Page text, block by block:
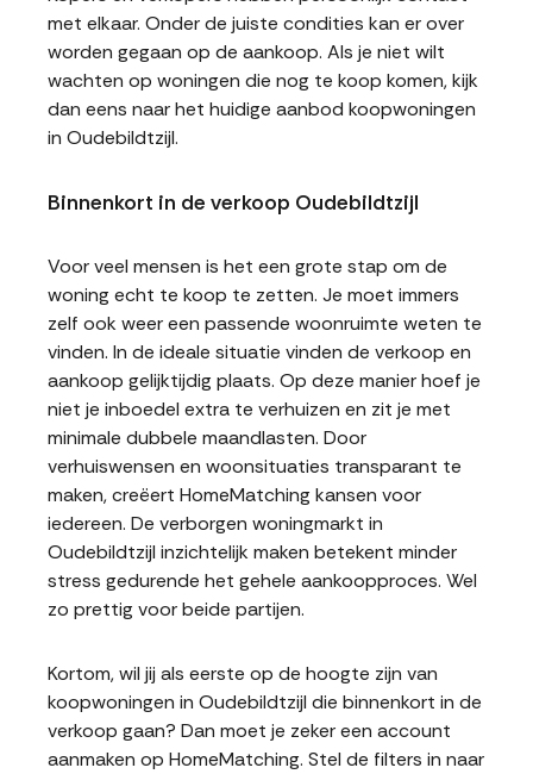
met elkaar. Onder de juiste condities kan er over
worden gegaan op de aankoop. Als je niet wilt
wachten op woningen die nog te koop komen, kijk
dan eens naar het huidige aanbod koopwoningen
in Oudebildtzijl.
Binnenkort in de verkoop Oudebildtzijl
Voor veel mensen is het een grote stap om de
woning echt te koop te zetten. Je moet immers
zelf ook weer een passende woonruimte weten te
vinden. In de ideale situatie vinden de verkoop en
aankoop gelijktijdig plaats. Op deze manier hoef je
niet je inboedel extra te verhuizen en zit je met
minimale dubbele maandlasten. Door
verhuiswensen en woonsituaties transparant te
maken, creëert HomeMatching kansen voor
iedereen. De verborgen woningmarkt in
Oudebildtzijl inzichtelijk maken betekent minder
stress gedurende het gehele aankoopproces. Wel
zo prettig voor beide partijen.
Kortom, wil jij als eerste op de hoogte zijn van
koopwoningen in Oudebildtzijl die binnenkort in de
verkoop gaan? Dan moet je zeker een account
aanmaken op HomeMatching. Stel de filters in naar